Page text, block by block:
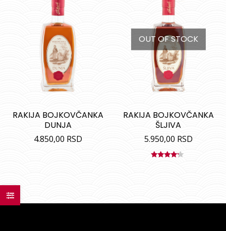
RAKIJA BOJKOVČANKA
DUNJA
4.850,00 RSD
OUT OF STOCK
RAKIJA BOJKOVČANKA
ŠLJIVA
5.950,00 RSD